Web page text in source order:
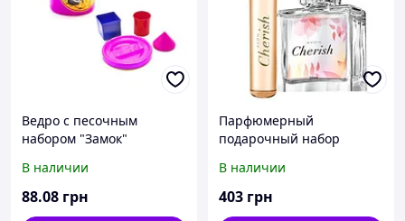
Ведро с песочным
набором "Замок"
В наличии
88.08 грн
Парфюмерный
подарочный набор
В наличии
403 грн